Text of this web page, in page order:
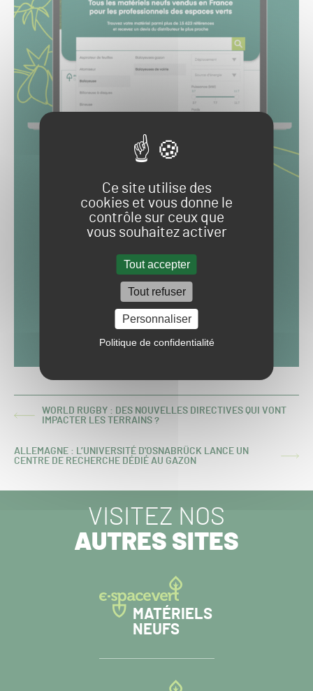
Ce site utilise des
cookies et vous donne le
contrôle sur ceux que
vous souhaitez activer
Tout accepter
Tout refuser
Personnaliser
Politique de confidentialité
ARTICLE
WORLD RUGBY : DES NOUVELLES DIRECTIVES QUI VONT
IMPACTER LES TERRAINS ?
ARTICLE
ALLEMAGNE : L’UNIVERSITÉ D'OSNABRÜCK LANCE UN
CENTRE DE RECHERCHE DÉDIÉ AU GAZON
VISITEZ NOS
AUTRES SITES
MATÉRIELS
NEUFS